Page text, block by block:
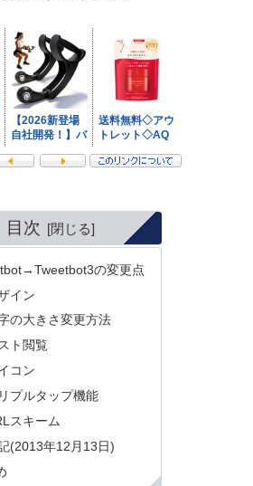
目次
の変更点
イン
の大きさ変更方法
ト閲覧
コン
プルタップ機能
スキーム
(2013年12月13日)